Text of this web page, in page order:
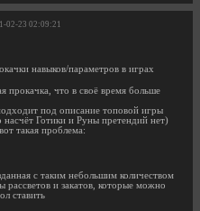
02-23 02:09:21
навыков/параметров в играх
прокачка, что в своё время больше
под описание топовой игры
Готики и Руны претендий нет)
такая проблема:
с таким небольшим количеством
рассветов и закатов, которые можно
ставить